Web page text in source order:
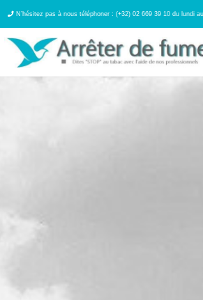
N’hésitez pas à nous téléphoner : (+32) 02 669 39 10 du lundi